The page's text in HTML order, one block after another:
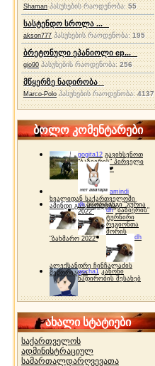
Shaman პასუხების რაოდენობა:55
სასტენდო სროლა ...
akson777 პასუხების რაოდენობა:195
ბრეტონული ეპანიოლი ep...
gio90 პასუხების რაოდენობა:256
მწყერზე ნადირობა
Marco-Polo პასუხების რაოდენობა:4137
ბოლო კომენტარები
gogita12 გავიხსენოთ
"ბაზიერის" პირველი
ტურნირი ❤
amindi
ხვალიდან საქართველოში
ამინდი გაუარესდება
dh სპორტინგი "გურია
2022"
dh "ბაზიერის"
ტურნირი
რეგიონთა
შორის
"ბახმარო 2022"
dh
ალექსანდრე ჩინჩალაძის
მემორიალიgocha1 კანონი
ნადირობის შესახებ
ახალი სტატიები
საქართველოს
ადმინისტრაციულ
სამართალდარღვევათა